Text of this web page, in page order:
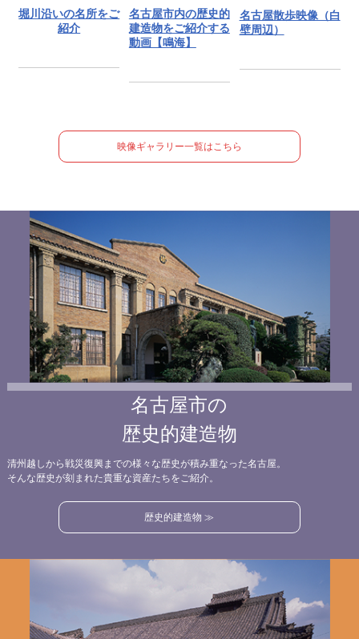
堀川沿いの名所をご
紹介
名古屋市内の歴史的
建造物をご紹介する
動画【鳴海】
名古屋散歩映像（白
壁周辺）
映像ギャラリー一覧はこちら
名古屋市の
歴史的建造物
清州越しから戦災復興までの様々な歴史が積み重なった名古屋。
そんな歴史が刻まれた貴重な資産たちをご紹介。
歴史的建造物 ≫